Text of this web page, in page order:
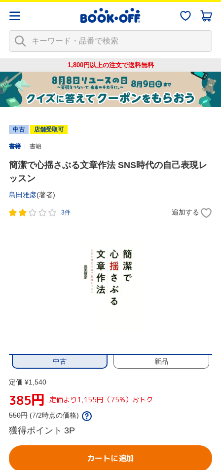
1,800円以上の注文で送料無料
中古 店舗受取可
書籍 書籍
簡潔で心揺さぶる文章作法 SNS時代の自己表現レ
ッスン
島田雅彦(著者)
3件 追加する
中古 新品
定価 ¥1,540
385円 定価より1,155円（75%）おトク
550円 (7/2時点の価格)
獲得ポイント 3P
カートに追加